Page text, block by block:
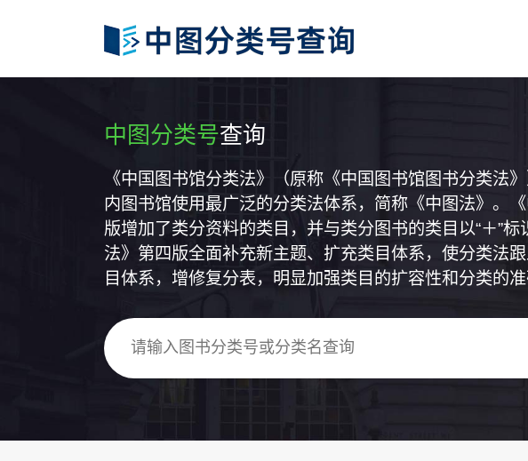
中图分类号查询
《中国图书馆分类法》（原称《中国图书馆图书分类法
内图书馆使用最广泛的分类法体系，简称《中图法》。
版增加了类分资料的类目，并与类分图书的类目以“＋”
法》第四版全面补充新主题、扩充类目体系，使分类法
目体系，增修复分表，明显加强类目的扩容性和分类的准